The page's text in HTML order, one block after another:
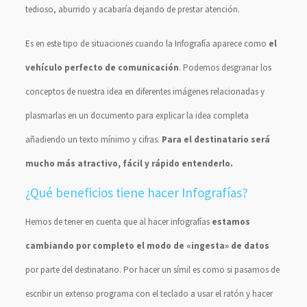
tedioso, aburrido y acabaría dejando de prestar atención.
Es en este tipo de situaciones cuando la Infografía aparece como el
vehículo perfecto de comunicación. Podemos desgranar los
conceptos de nuestra idea en diferentes imágenes relacionadas y
plasmarlas en un documento para explicar la idea completa
añadiendo un texto mínimo y cifras. Para el destinatario será
mucho más atractivo, fácil y rápido entenderlo.
¿Qué beneficios tiene hacer Infografías?
Hemos de tener en cuenta que al hacer infografías estamos
cambiando por completo el modo de «ingesta» de datos
por parte del destinatario. Por hacer un símil es como si pasamos de
escribir un extenso programa con el teclado a usar el ratón y hacer